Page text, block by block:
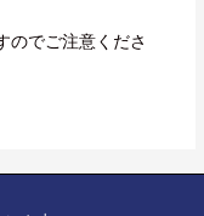
のでご注意くださ